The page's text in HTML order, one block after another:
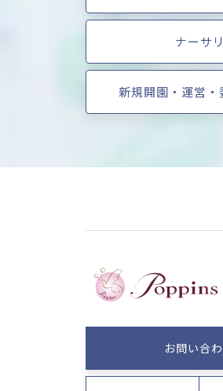
ナーサ
新規開園・運営
お問い合